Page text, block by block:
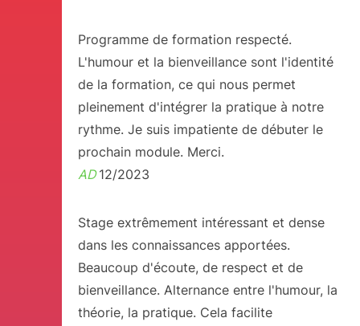
Programme de formation respecté.
L'humour et la bienveillance sont l'identité
de la formation, ce qui nous permet
pleinement d'intégrer la pratique à notre
rythme. Je suis impatiente de débuter le
prochain module. Merci.
AD12/2023
Stage extrêmement intéressant et dense
dans les connaissances apportées.
Beaucoup d'écoute, de respect et de
bienveillance. Alternance entre l'humour, la
théorie, la pratique. Cela facilite